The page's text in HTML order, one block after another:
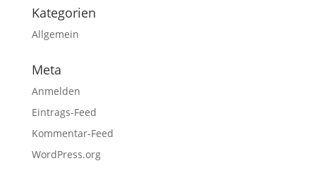
Kategorien
Allgemein
Meta
Anmelden
Eintrags-Feed
Kommentar-Feed
WordPress.org